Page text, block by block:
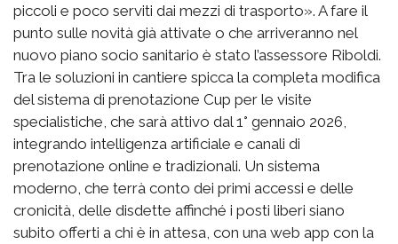
piccoli e poco serviti dai mezzi di trasporto». A fare il
punto sulle novità già attivate o che arriveranno nel
nuovo piano socio sanitario è stato l’assessore Riboldi.
Tra le soluzioni in cantiere spicca la completa modifica
del sistema di prenotazione Cup per le visite
specialistiche, che sarà attivo dal 1° gennaio 2026,
integrando intelligenza artificiale e canali di
prenotazione online e tradizionali. Un sistema
moderno, che terrà conto dei primi accessi e delle
cronicità, delle disdette affinché i posti liberi siano
subito offerti a chi è in attesa, con una web app con la